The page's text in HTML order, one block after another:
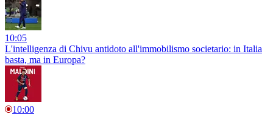
10:05
L'intelligenza di Chivu antidoto all'immobilismo societario: in Italia
basta, ma in Europa?
10:00